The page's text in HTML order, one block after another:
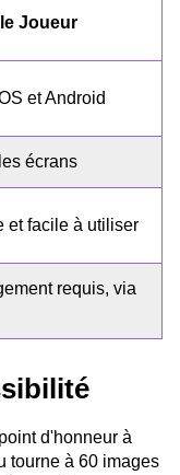
Joueur
et Android
écrans
et facile à utiliser
requis, via
d'honneur à
tourne à 60 images